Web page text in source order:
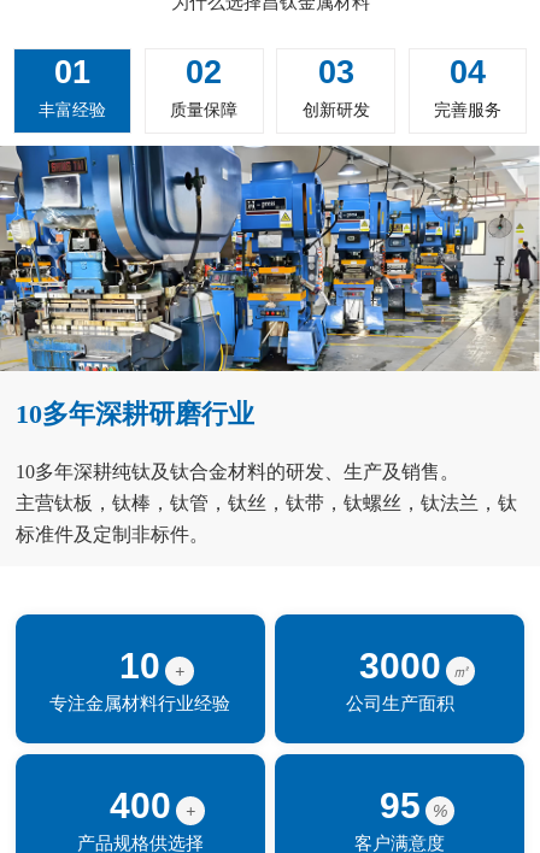
01
丰富经验
02
质量保障
03
创新研发
04
完善服务
10多年深耕研磨行业
10多年深耕纯钛及钛合金材料的研发、生产及销售。
主营钛板，钛棒，钛管，钛丝，钛带，钛螺丝，钛法兰，钛
标准件及定制非标件。
10
+
专注金属材料行业经验
3000
㎡
公司生产面积
400
+
产品规格供选择
95
%
客户满意度